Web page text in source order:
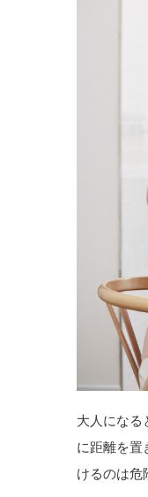
大人になる
に距離を置
けるのは危